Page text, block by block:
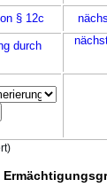
§ 12c
durch